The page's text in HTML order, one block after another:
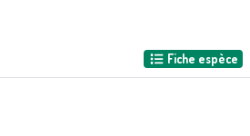
Fiche espèce